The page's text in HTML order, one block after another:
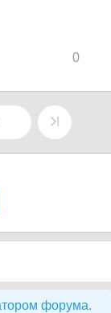
0
форума.